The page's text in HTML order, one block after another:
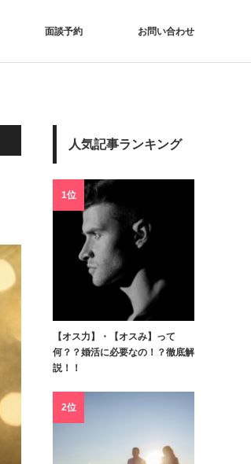
面談予約 お問い合わせ
人気記事ランキング
1位
【オス力】・【オスみ】って
何？？婚活に必要なの！？徹底解
説！！
2位